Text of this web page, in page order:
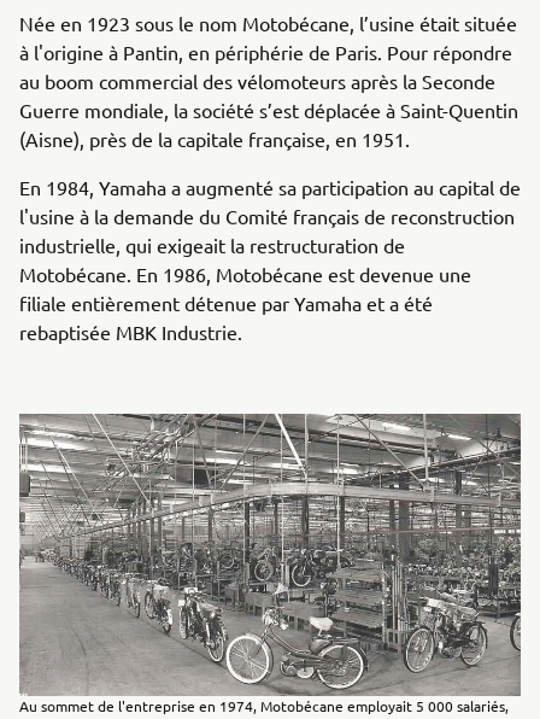
Née en 1923 sous le nom Motobécane, l’usine était située
à l'origine à Pantin, en périphérie de Paris. Pour répondre
au boom commercial des vélomoteurs après la Seconde
Guerre mondiale, la société s’est déplacée à Saint-Quentin
(Aisne), près de la capitale française, en 1951.
En 1984, Yamaha a augmenté sa participation au capital de
l'usine à la demande du Comité français de reconstruction
industrielle, qui exigeait la restructuration de
Motobécane. En 1986, Motobécane est devenue une
filiale entièrement détenue par Yamaha et a été
rebaptisée MBK Industrie.
Au sommet de l'entreprise en 1974, Motobécane employait 5 000 salariés,